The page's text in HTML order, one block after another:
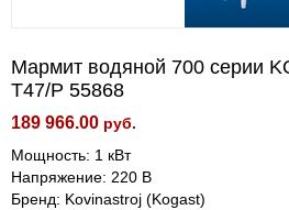
Мармит водяной 700 серии
T47/P 55868
189 966.00 руб.
Мощность: 1 кВт
Напряжение: 220 В
Бренд: Kovinastroj (Kogast)